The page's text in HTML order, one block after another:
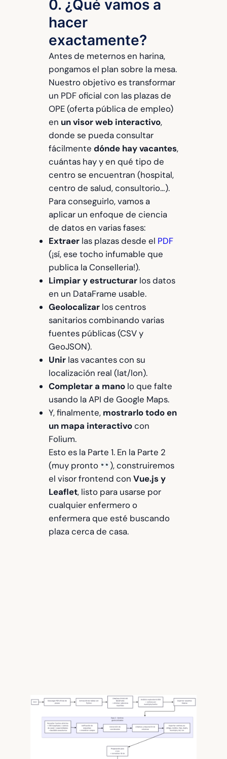
0. ¿Qué vamos a
hacer
exactamente?
Antes de meternos en harina,
pongamos el plan sobre la mesa.
Nuestro objetivo es transformar
un PDF oficial con las plazas de
OPE (oferta pública de empleo)
en un visor web interactivo,
donde se pueda consultar
fácilmente dónde hay vacantes,
cuántas hay y en qué tipo de
centro se encuentran (hospital,
centro de salud, consultorio…).
Para conseguirlo, vamos a
aplicar un enfoque de ciencia
de datos en varias fases:
Extraerlas plazas desde el PDF
(¡sí, ese tocho infumable que
publica la Conselleria!).
Limpiar y estructurarlos datos
en un DataFrame usable.
Geolocalizarlos centros
sanitarios combinando varias
fuentes públicas (CSV y
GeoJSON).
Unirlas vacantes con su
localización real (lat/lon).
Completar a manolo que falte
usando la API de Google Maps.
Y, finalmente, mostrarlo todo en
un mapa interactivocon
Folium.
Esto es la Parte 1. En la Parte 2
(muy pronto
), construiremos
el visor frontend con Vue.js y
Leaflet, listo para usarse por
cualquier enfermero o
enfermera que esté buscando
plaza cerca de casa.